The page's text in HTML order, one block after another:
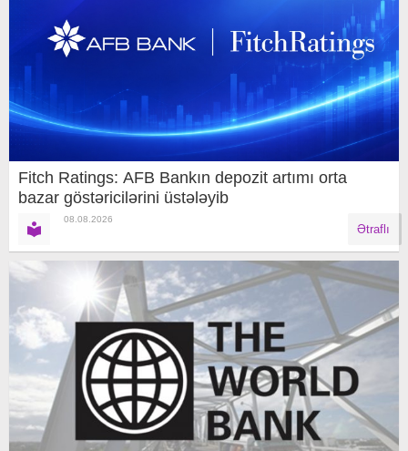
Fitch Ratings: AFB Bankın depozit artımı orta
bazar göstəricilərini üstələyib
08.08.2026
Ətraflı